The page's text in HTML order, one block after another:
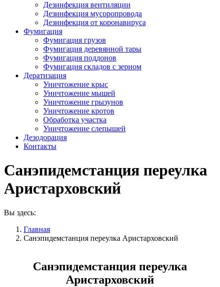
Дезинфекция вентиляции
Дезинфекция мусоропровода
Дезинфекция от коронавируса
Фумигация
Фумигация грузов
Фумигация деревянной тары
Фумигация поддонов
Фумигация складов с зерном
Дератизация
Уничтожение крыс
Уничтожение мышей
Уничтожение грызунов
Уничтожение кротов
Обработка участка
Уничтожение слепышей
Дезодорация
Контакты
Санэпидемстанция переулка
Аристарховский
Вы здесь:
Главная
Санэпидемстанция переулка Аристарховский
Санэпидемстанция переулка
Аристарховский